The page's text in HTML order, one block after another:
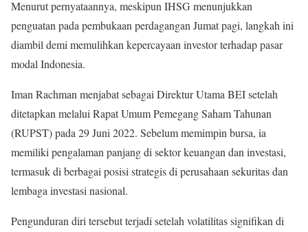
Menurut pernyataannya, meskipun IHSG menunjukkan
penguatan pada pembukaan perdagangan Jumat pagi, langkah ini
diambil demi memulihkan kepercayaan investor terhadap pasar
modal Indonesia.
Iman Rachman menjabat sebagai Direktur Utama BEI setelah
ditetapkan melalui Rapat Umum Pemegang Saham Tahunan
(RUPST) pada 29 Juni 2022. Sebelum memimpin bursa, ia
memiliki pengalaman panjang di sektor keuangan dan investasi,
termasuk di berbagai posisi strategis di perusahaan sekuritas dan
lembaga investasi nasional.
Pengunduran diri tersebut terjadi setelah volatilitas signifikan di